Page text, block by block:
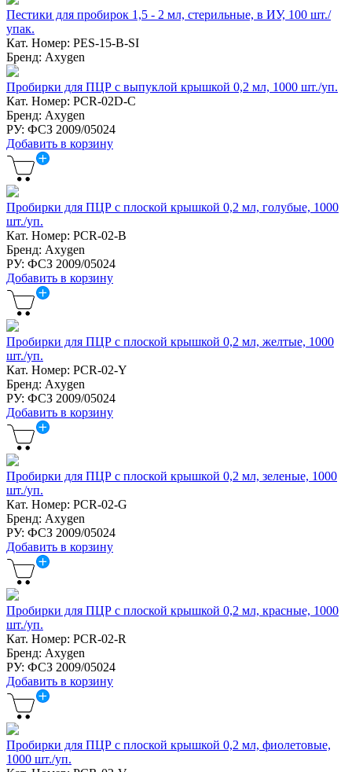
Пестики для пробирок 1,5 - 2 мл, стерильные, в ИУ, 100 шт./
упак.
Кат. Номер: PES-15-B-SI
Бренд: Axygen
Пробирки для ПЦР с выпуклой крышкой 0,2 мл, 1000 шт./уп.
Кат. Номер: PCR-02D-C
Бренд: Axygen
РУ: ФСЗ 2009/05024
Добавить в корзину
Пробирки для ПЦР с плоской крышкой 0,2 мл, голубые, 1000
шт./уп.
Кат. Номер: PCR-02-B
Бренд: Axygen
РУ: ФСЗ 2009/05024
Добавить в корзину
Пробирки для ПЦР с плоской крышкой 0,2 мл, желтые, 1000
шт./уп.
Кат. Номер: PCR-02-Y
Бренд: Axygen
РУ: ФСЗ 2009/05024
Добавить в корзину
Пробирки для ПЦР с плоской крышкой 0,2 мл, зеленые, 1000
шт./уп.
Кат. Номер: PCR-02-G
Бренд: Axygen
РУ: ФСЗ 2009/05024
Добавить в корзину
Пробирки для ПЦР с плоской крышкой 0,2 мл, красные, 1000
шт./уп.
Кат. Номер: PCR-02-R
Бренд: Axygen
РУ: ФСЗ 2009/05024
Добавить в корзину
Пробирки для ПЦР с плоской крышкой 0,2 мл, фиолетовые,
1000 шт./уп.